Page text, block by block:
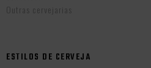
Outras cervejarias
ESTILOS DE CERVEJA